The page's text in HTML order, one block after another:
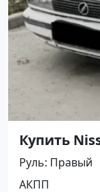
Купить
(1400/75
Армавир
Руль Правый
АКПП